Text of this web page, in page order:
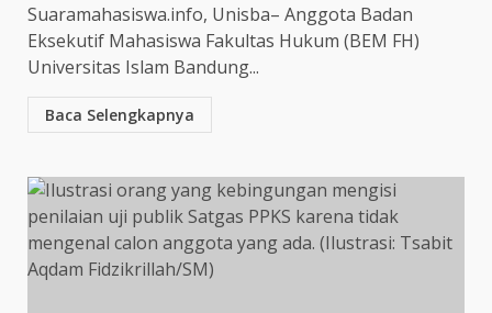
Suaramahasiswa.info, Unisba– Anggota Badan
Eksekutif Mahasiswa Fakultas Hukum (BEM FH)
Universitas Islam Bandung...
Baca Selengkapnya